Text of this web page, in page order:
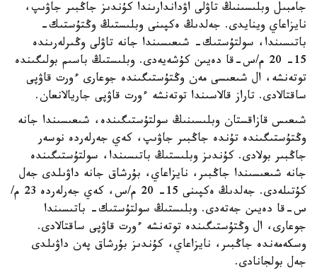
جامبىل وبلىسىنىڭ تاۋلى اۋداندارىندا كۇندىز جاڭبىر جاۋىپ،
نايزاعاي وينايدى. جەلدىڭ ەكپىنى وبلىستىڭ وڭتۇستىك-
باتىسىندا، سولتۇستىك- شىعىسىندا جانە تاۋلى وڭىرلەرىندە
15- 20 م/س-قا دەيىن كۇشەيەدى. وبلىستىڭ باسىم بولىگىندە
توتەنشە، ال شىعىسى مەن وڭتۇستىگىندە جوعارى ءورت قاۋپى
ساقتالادى. تاراز قالاسىندا توتەنشە ءورت قاۋپى جاريالانعان.
شىعىس قازاقستان وبلىسىنىڭ سولتۇستىگىندە، شىعىسىندا جانە
وڭتۇستىگىندە تۇندە جاڭبىر جاۋىپ، كەي جەرلەردە نوسەر
جاڭبىر بولادى. كۇندىز وبلىستىڭ باتىسىندا، سولتۇستىگىندە
جانە شىعىسىندا جاڭبىر، نايزاعاي، بۇرشاق جانە داۋىلدى جەل
كۇتىلەدى. جەلدىڭ ەكپىنى 15- 20 م/س، كەي جەرلەردە 23 م/
س-قا دەيىن جەتەدى. وبلىستىڭ سولتۇستىك- باتىسىندا
جوعارى، ال وڭتۇستىگىندە توتەنشە ءورت قاۋپى ساقتالادى.
وسكەمەندە جاڭبىر، نايزاعاي، كۇندىز بۇرشاق پەن داۋىلدى
جەل بولجانادى.